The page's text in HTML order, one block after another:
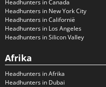
Headhunters in Canada
Headhunters in New York City
Headhunters in Californië
Headhunters in Los Angeles
Headhunters in Silicon Valley
Afrika
Headhunters in Afrika
Headhunters in Dubai